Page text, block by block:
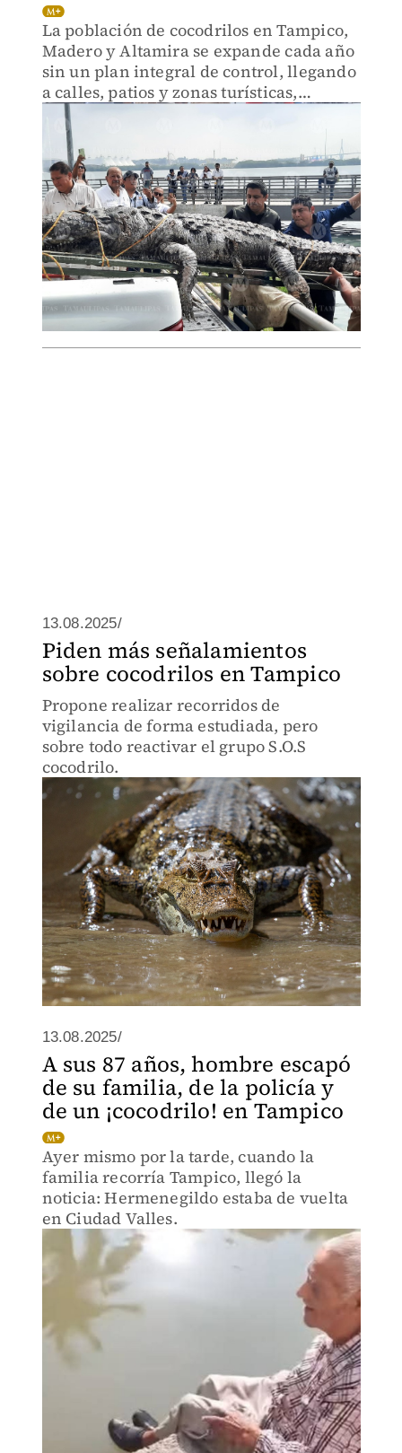
La población de cocodrilos en Tampico,
Madero y Altamira se expande cada año
sin un plan integral de control, llegando
a calles, patios y zonas turísticas,
mientras proyectos oficiales quedan
inconclusos.
13.08.2025/
Piden más señalamientos
sobre cocodrilos en Tampico
Propone realizar recorridos de
vigilancia de forma estudiada, pero
sobre todo reactivar el grupo S.O.S
cocodrilo.
13.08.2025/
A sus 87 años, hombre escapó
de su familia, de la policía y
de un ¡cocodrilo! en Tampico
Ayer mismo por la tarde, cuando la
familia recorría Tampico, llegó la
noticia: Hermenegildo estaba de vuelta
en Ciudad Valles.